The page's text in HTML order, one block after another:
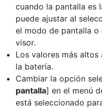
cuando la pantalla es
puede ajustar al
el modo de pantalla o
visor.
Los valores más
la batería.
Cambiar la opción
pantalla] en el menú
está seleccionado